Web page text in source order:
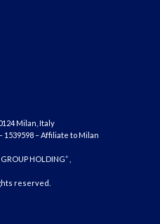
Milan, Italy
1539598 – Affiliate to Milan
HOLDING” ,
reserved.